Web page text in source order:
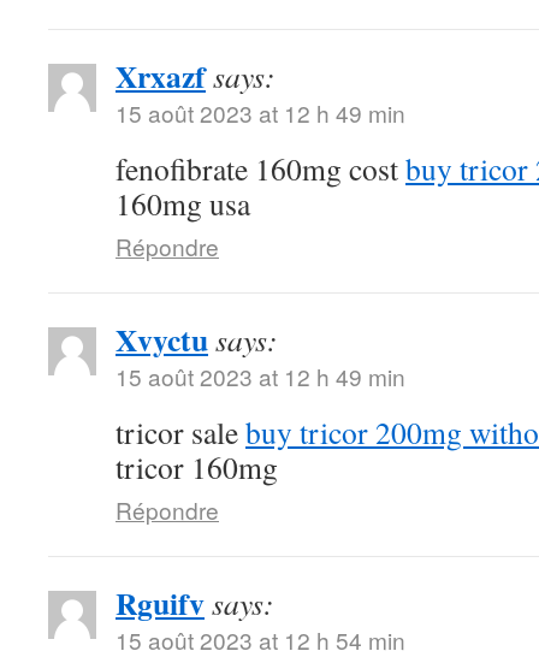
Xrxazfsays:
15 août 2023 at 12 h 49 min
fenofibrate 160mg costbuy tricor
160mg usa
Répondre
Xvyctusays:
15 août 2023 at 12 h 49 min
tricor salebuy tricor 200mg
tricor 160mg
Répondre
Rguifvsays:
15 août 2023 at 12 h 54 min